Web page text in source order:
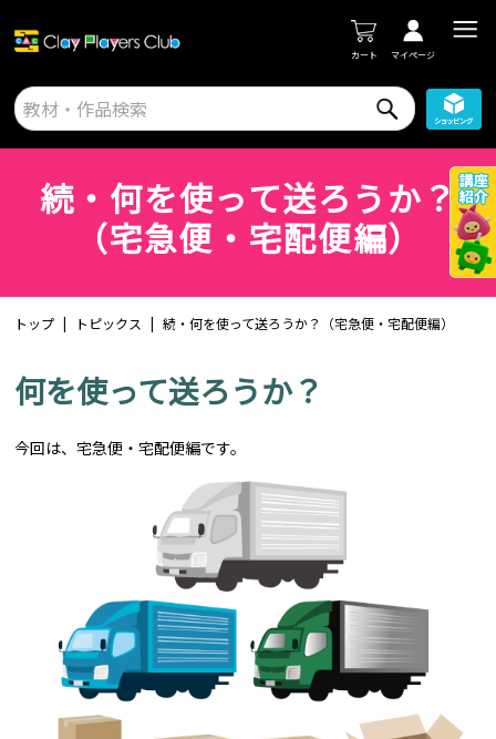
カート マイページ
続・何を使って送ろうか？
（宅急便・宅配便編）
トップ トピックス 続・何を使って送ろうか？（宅急便・宅配便編）
何を使って送ろうか？
今回は、宅急便・宅配便編です。